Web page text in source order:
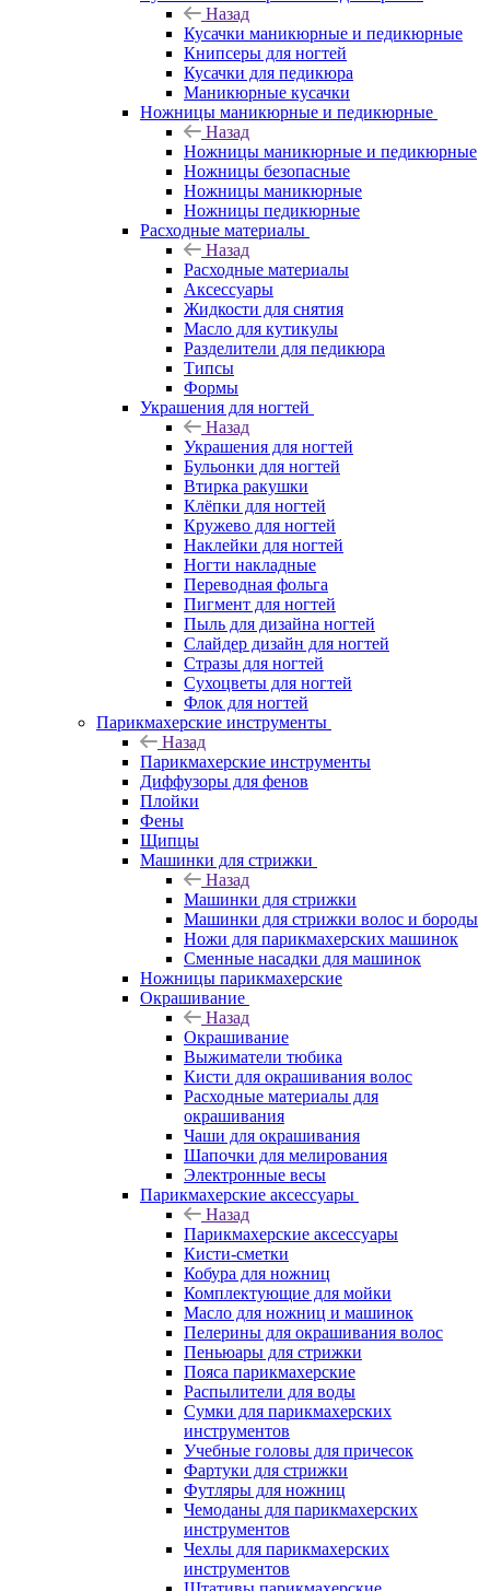
Назад
Кусачки маникюрные и педикюрные
Книпсеры для ногтей
Кусачки для педикюра
Маникюрные кусачки
Ножницы маникюрные и педикюрные
Назад
Ножницы маникюрные и педикюрные
Ножницы безопасные
Ножницы маникюрные
Ножницы педикюрные
Расходные материалы
Назад
Расходные материалы
Аксессуары
Жидкости для снятия
Масло для кутикулы
Разделители для педикюра
Типсы
Формы
Украшения для ногтей
Назад
Украшения для ногтей
Бульонки для ногтей
Втирка ракушки
Клёпки для ногтей
Кружево для ногтей
Наклейки для ногтей
Ногти накладные
Переводная фольга
Пигмент для ногтей
Пыль для дизайна ногтей
Слайдер дизайн для ногтей
Стразы для ногтей
Сухоцветы для ногтей
Флок для ногтей
Парикмахерские инструменты
Назад
Парикмахерские инструменты
Диффузоры для фенов
Плойки
Фены
Щипцы
Машинки для стрижки
Назад
Машинки для стрижки
Машинки для стрижки волос и бороды
Ножи для парикмахерских машинок
Сменные насадки для машинок
Ножницы парикмахерские
Окрашивание
Назад
Окрашивание
Выжиматели тюбика
Кисти для окрашивания волос
Расходные материалы для
окрашивания
Чаши для окрашивания
Шапочки для мелирования
Электронные весы
Парикмахерские аксессуары
Назад
Парикмахерские аксессуары
Кисти-сметки
Кобура для ножниц
Комплектующие для мойки
Масло для ножниц и машинок
Пелерины для окрашивания волос
Пеньюары для стрижки
Пояса парикмахерские
Распылители для воды
Сумки для парикмахерских
инструментов
Учебные головы для причесок
Фартуки для стрижки
Футляры для ножниц
Чемоданы для парикмахерских
инструментов
Чехлы для парикмахерских
инструментов